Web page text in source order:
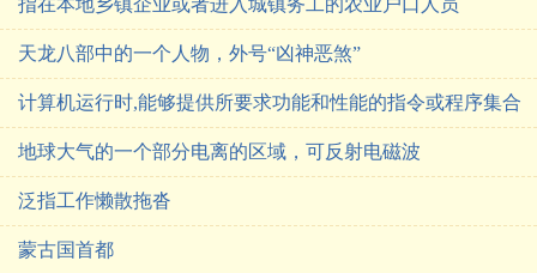
天龙八部中的一个人物，外号“凶神恶煞”
计算机运行时,能够提供所要求功能和性能的指令或程序集合
地球大气的一个部分电离的区域，可反射电磁波
泛指工作懒散拖沓
蒙古国首都